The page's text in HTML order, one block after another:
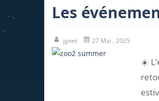
Les
jgnet 27 Mai , 2025
☀️